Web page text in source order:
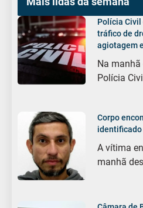
Polícia
tráfico de
agiotagem
Na
Polícia
Corpo
identificado
A vítima
manhã